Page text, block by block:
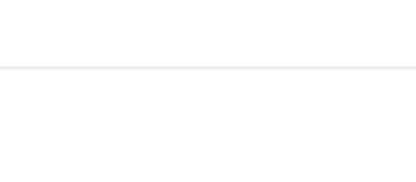
TMMD